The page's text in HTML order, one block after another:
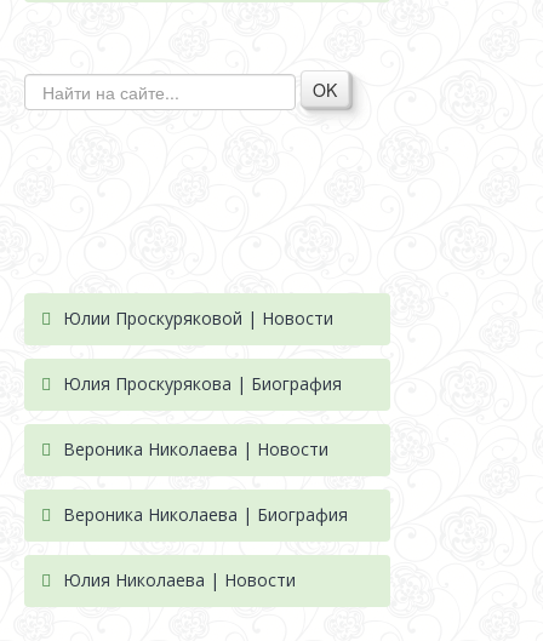
OK
Юлии Проскуряковой | Новости
Юлия Проскурякова | Биография
Вероника Николаева | Новости
Вероника Николаева | Биография
Юлия Николаева | Новости